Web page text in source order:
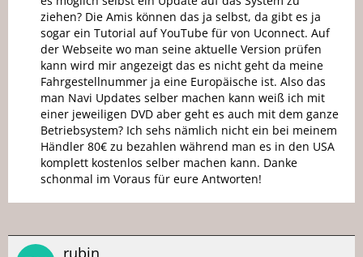
ziehen? Die Amis können das ja selbst, da gibt es ja
sogar ein Tutorial auf YouTube für von Uconnect. Auf
der Webseite wo man seine aktuelle Version prüfen
kann wird mir angezeigt das es nicht geht da meine
Fahrgestellnummer ja eine Europäische ist. Also das
man Navi Updates selber machen kann weiß ich mit
einer jeweiligen DVD aber geht es auch mit dem ganze
Betriebsystem? Ich sehs nämlich nicht ein bei meinem
Händler 80€ zu bezahlen während man es in den USA
komplett kostenlos selber machen kann. Danke
schonmal im Voraus für eure Antworten!
rubin